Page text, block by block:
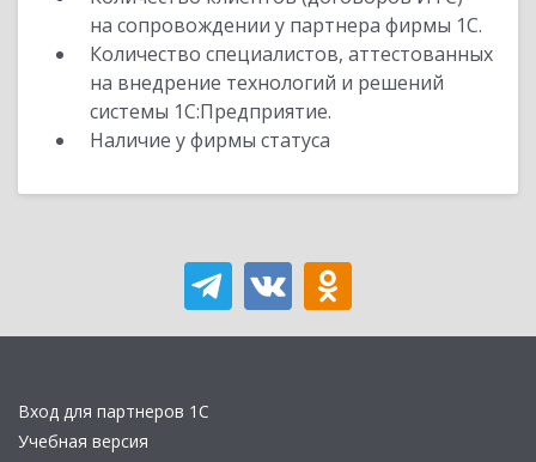
на сопровождении у партнера фирмы 1С.
Количество специалистов, аттестованных
на внедрение технологий и решений
системы 1С:Предприятие.
Наличие у фирмы статуса
Вход для партнеров 1С
Учебная версия